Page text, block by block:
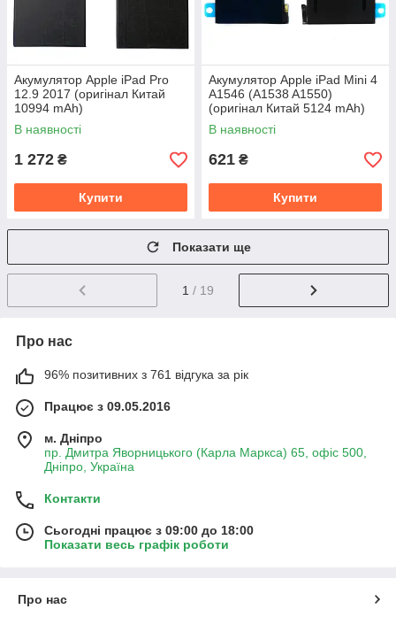
Акумулятор Apple iPad Pro
12.9 2017 (оригінал Китай
10994 mAh)
В наявності
1 272 ₴
Купити
Акумулятор Apple iPad Mini 4
A1546 (A1538 A1550)
(оригінал Китай 5124 mAh)
В наявності
621 ₴
Купити
Показати ще
1 / 19
Про нас
96% позитивних з 761 відгука за рік
Працює з 09.05.2016
м. Дніпро
пр. Дмитра Яворницького (Карла Маркса) 65, офіс 500,
Дніпро, Україна
Контакти
Сьогодні працює з 09:00 до 18:00
Показати весь графік роботи
Про нас